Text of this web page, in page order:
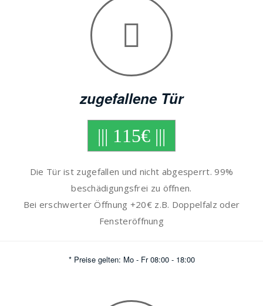
zugefallene Tür
||| 115€ |||
Die Tür ist zugefallen und nicht abgesperrt. 99%
beschädigungsfrei zu öffnen.
Bei erschwerter Öffnung +20€ z.B. Doppelfalz oder
Fensteröffnung
* Preise gelten: Mo - Fr 08:00 - 18:00